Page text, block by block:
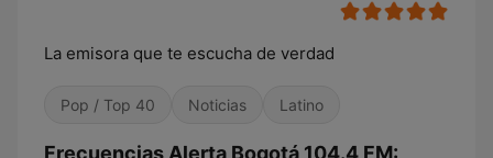
La emisora que te escucha de verdad
Pop / Top 40 Noticias Latino
Frecuencias Alerta Bogotá 104.4 FM: